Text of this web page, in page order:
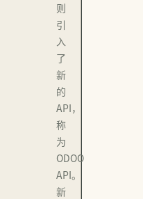
则
引
入
了
新
的
API，
称
为
ODOO
API。
新